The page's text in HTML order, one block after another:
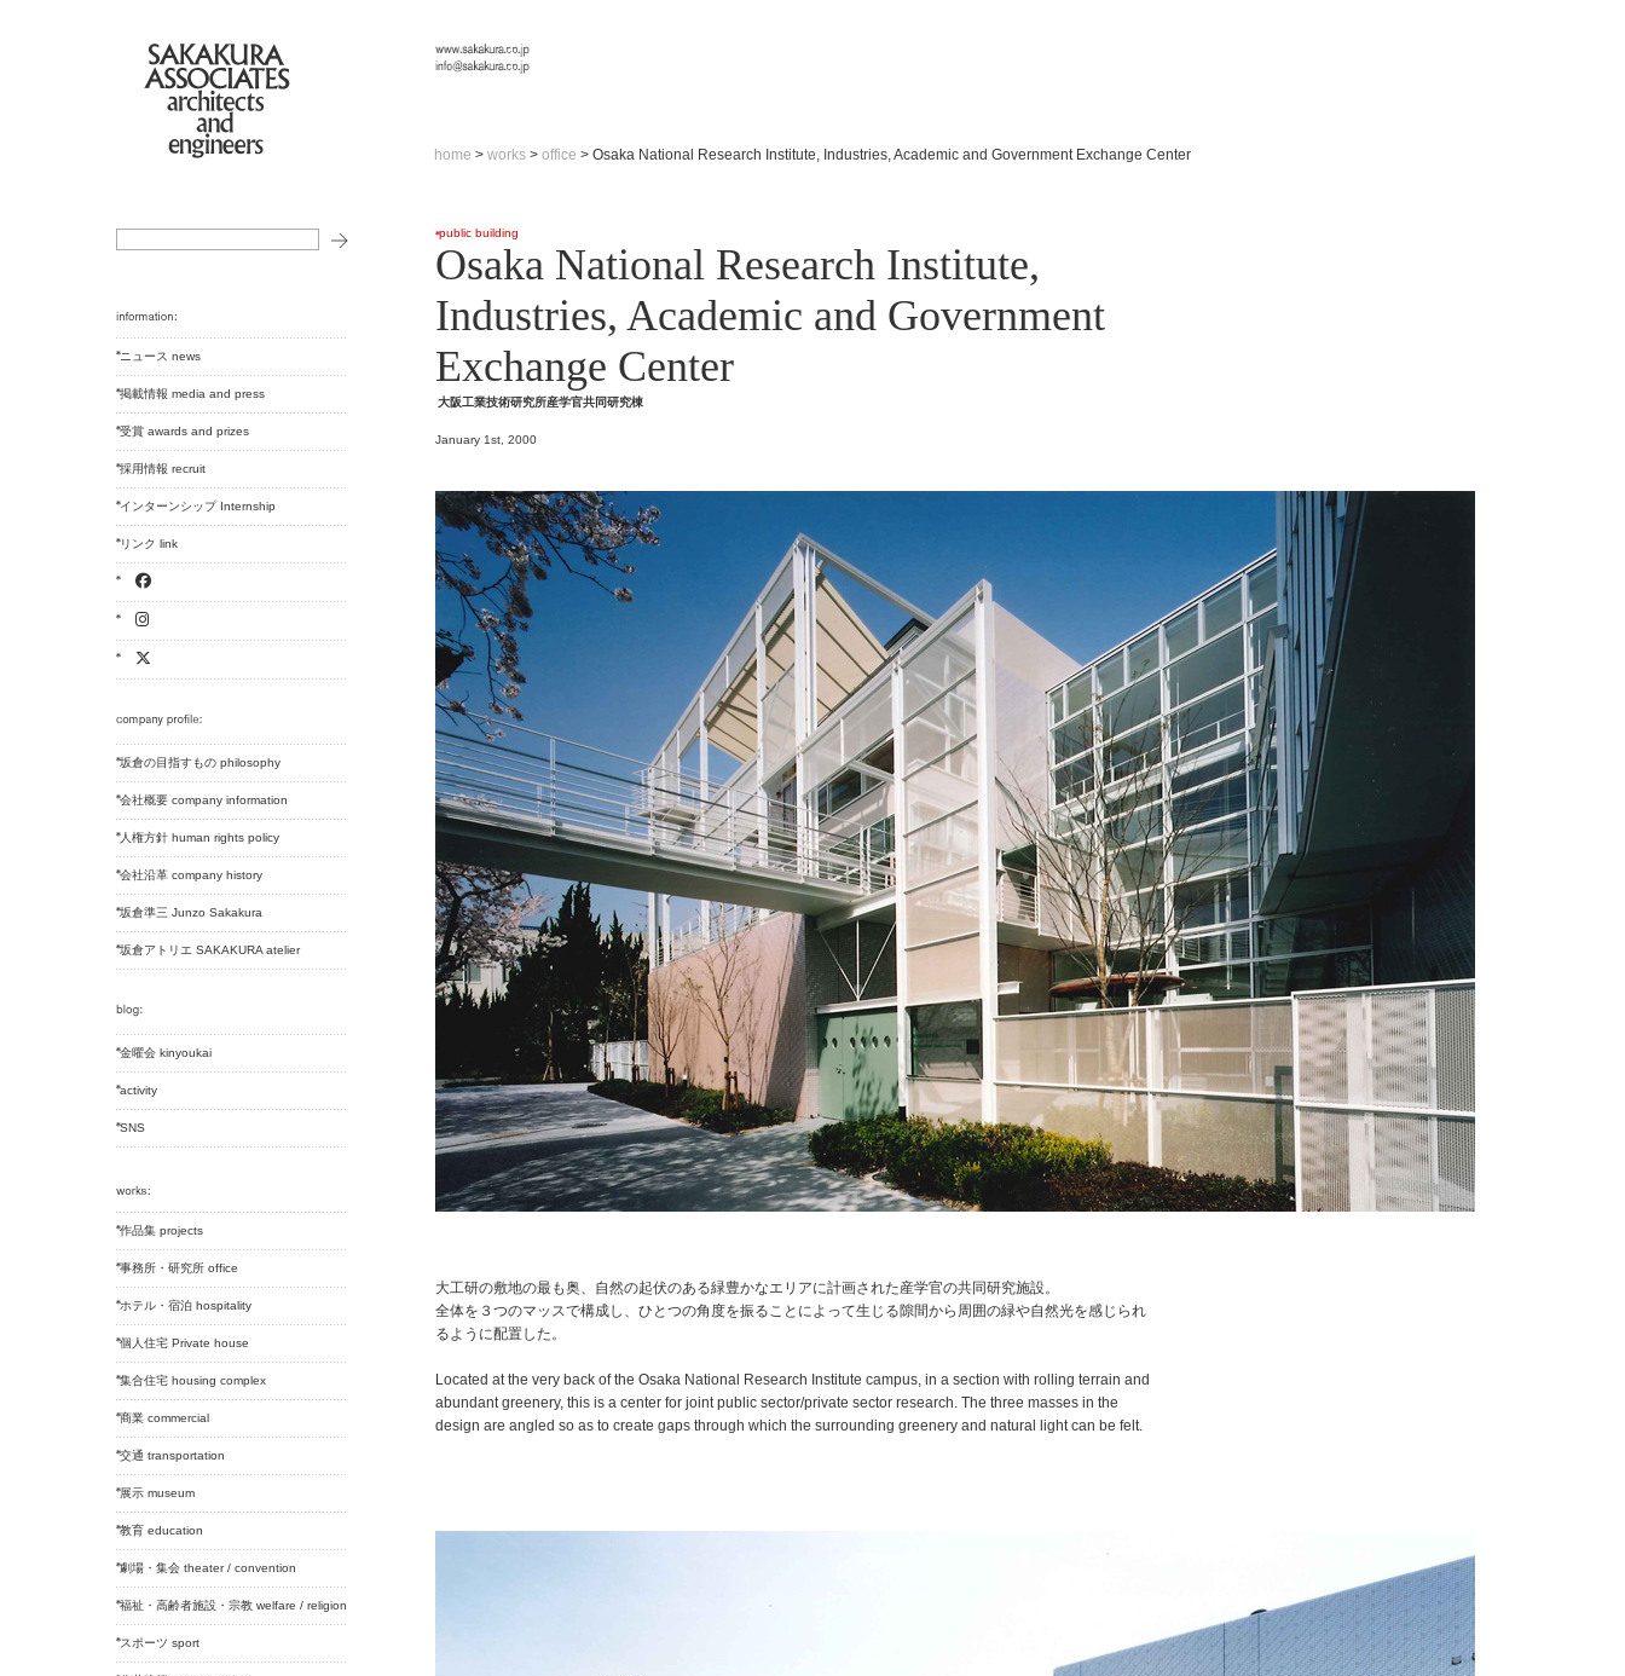
home > works > office > Osaka National Research Institute, Industries, Academic and Government Exchange Center
ニュース news
掲載情報 media and press
受賞 awards and prizes
採用情報 recruit
インターンシップ Internship
リンク link
坂倉の目指すもの philosophy
会社概要 company information
人権方針 human rights policy
会社沿革 company history
坂倉準三 Junzo Sakakura
坂倉アトリエ SAKAKURA atelier
金曜会 kinyoukai
activity
SNS
作品集 projects
事務所・研究所 office
ホテル・宿泊 hospitality
個人住宅 Private house
集合住宅 housing complex
商業 commercial
交通 transportation
展示 museum
教育 education
劇場・集会 theater / convention
福祉・高齢者施設・宗教 welfare / religion
スポーツ sport
public building
Osaka National Research Institute,
Industries, Academic and Government
Exchange Center
大阪工業技術研究所産学官共同研究棟
January 1st, 2000
大工研の敷地の最も奥、自然の起伏のある緑豊かなエリアに計画された産学官の共同研究施設。
全体を３つのマッスで構成し、ひとつの角度を振ることによって生じる隙間から周囲の緑や自然光を感じられ
るように配置した。
Located at the very back of the Osaka National Research Institute campus, in a section with rolling terrain and
abundant greenery, this is a center for joint public sector/private sector research. The three masses in the
design are angled so as to create gaps through which the surrounding greenery and natural light can be felt.